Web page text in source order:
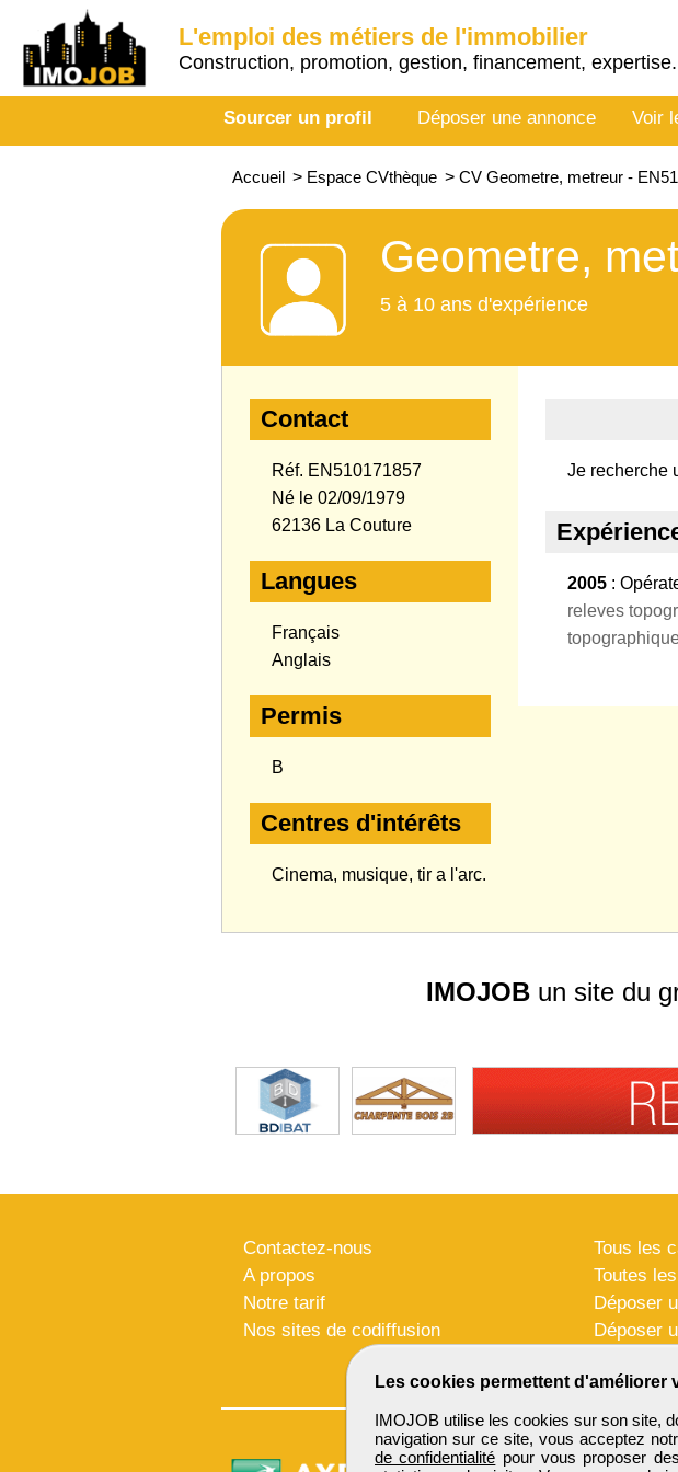
L'emploi des métiers de l'immobilier
Construction, promotion, gestion, financement,
Sourcer un profil Déposer une annonce Voir
Accueil > Espace CVthèque > CV Geometre, metreur -
Geometre,
5 à 10 ans d'expérience
Contact
Réf. EN510171857
Né le 02/09/1979
62136 La Couture
Langues
Français
Anglais
Permis
B
Centres d'intérêts
Cinema, musique, tir a l'arc.
Je recherche
2005 :
releves
Les cookies permettent d'améliorer
IMOJOB utilise les cookies sur son site,
navigation sur ce site, vous acceptez
de confidentialité pour vous proposer
IMOJOB un site du
Contactez-nous
A propos
Notre tarif
Nos sites de codiffusion
Tous les
Toutes
Déposer
Déposer